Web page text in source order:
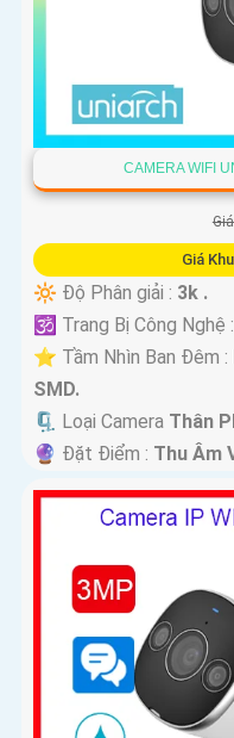
CAMERA WIFI
Giá
🔆 Độ Phân giải : 3k .
🕉️ Trang Bị Công Nghệ :
⭐ Tầm Nhìn Ban Đêm :
SMD.
🗜️ Loại Camera Thân
️🔮 Đặt Điểm : Thu Âm